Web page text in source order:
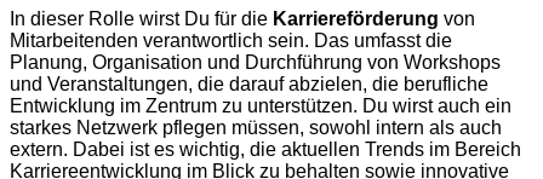
In dieser Rolle wirst Du für die Karriereförderung von
Mitarbeitenden verantwortlich sein. Das umfasst die
Planung, Organisation und Durchführung von Workshops
und Veranstaltungen, die darauf abzielen, die berufliche
Entwicklung im Zentrum zu unterstützen. Du wirst auch ein
starkes Netzwerk pflegen müssen, sowohl intern als auch
extern. Dabei ist es wichtig, die aktuellen Trends im Bereich
Karriereentwicklung im Blick zu behalten sowie innovative